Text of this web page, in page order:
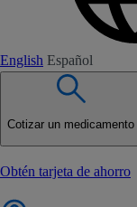
English Español
Cotizar un medicamento
Obtén tarjeta de ahorro